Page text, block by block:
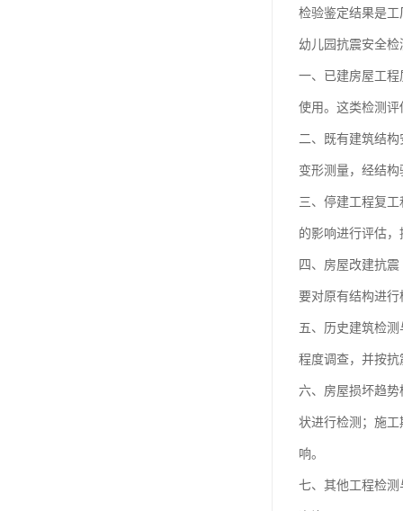
检验鉴定结果是
幼儿园抗震安全
一、已建房屋工
使用。这类检测
二、既有建筑结
变形测量，经结
三、停建工程复
的影响进行评估
四、房屋改建抗
要对原有结构进
五、历史建筑检
程度调查，并按
六、房屋损坏趋
状进行检测；施
响。
七、其他工程检